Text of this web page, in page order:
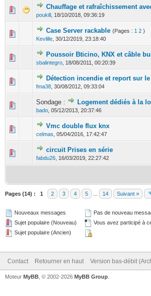
Chauffage et rafraîchissement
poukill 18/10/2018, 09:36:19
0 Votes - 0 sur 5 en moyenne
12345
Case Server rackable (Pages : 1 2 )
Kevlille 30/12/2019, 23:18:40
0 Votes - 0 sur 5 en moyenne
12 345
Poussoir Bticino, KNX et câble
sbalintegro 18/08/2011, 00:20:39
0 Votes - 0 sur 5 en moyenne
123 45
Détection incendie et report sur
fma38 30/08/2012, 09:33:04
0 Votes - 0 sur 5 en moyenne
12 345
Sondage : Logement dédiés à la
bado 05/12/2013, 20:37:46
0 Votes - 0 sur 5 en moyenne
12345
Vmc double flux knx
celmas 05/04/2016, 17:42:47
0 Votes - 0 sur 5 en moyenne
12
circuit Prises en série
fabdu26 16/03/2019, 22:27:42
0 Votes - 0 sur 5 en moyenne
1 23
Pages (14) : 1 2 3 4 5 14 Suivant »
Nouveaux messages
Sujet populaire (Nouveau)
Sujet populaire (Ancien)
Pas de nouveau
Vous avez participé à
Contact Retourner en haut Version bas-débit
Moteur MyBB , © 2002-2026 MyBB Group